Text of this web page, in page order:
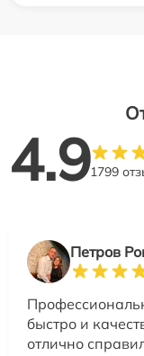
4.91799
Петров
быстро и
отлично